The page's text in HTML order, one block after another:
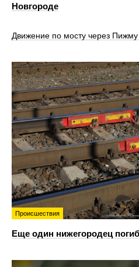
Новгороде
Движение по мосту через
Происшествия
Еще один нижегородец